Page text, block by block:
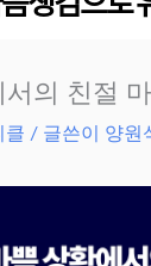
의 친절
클 / 글쓴이 양원